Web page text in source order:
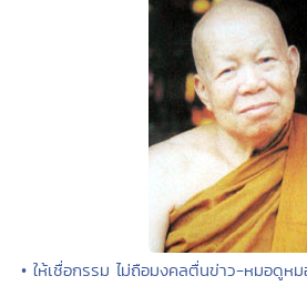
• ให้เชื่อกรรม ไม่ถือมงคลตื่นข่าว-หมอดูห